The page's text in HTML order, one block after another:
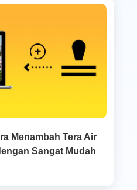
Menambah Tera Air
Sangat Mudah